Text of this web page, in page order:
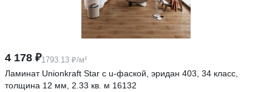
4 178 ₽1793.13 ₽/м²
Ламинат Unionkraft Star с u-фаской, эридан 403, 34 класс,
толщина 12 мм, 2.33 кв. м 16132